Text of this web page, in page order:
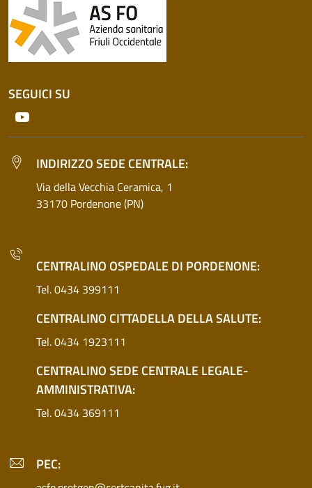
SEGUICI SU
INDIRIZZO SEDE CENTRALE:
Via della Vecchia Ceramica, 1
33170 Pordenone (PN)
CENTRALINO OSPEDALE DI PORDENONE:
Tel. 0434 399111
CENTRALINO CITTADELLA DELLA SALUTE:
Tel. 0434 1923111
CENTRALINO SEDE CENTRALE LEGALE-
AMMINISTRATIVA:
Tel. 0434 369111
PEC: